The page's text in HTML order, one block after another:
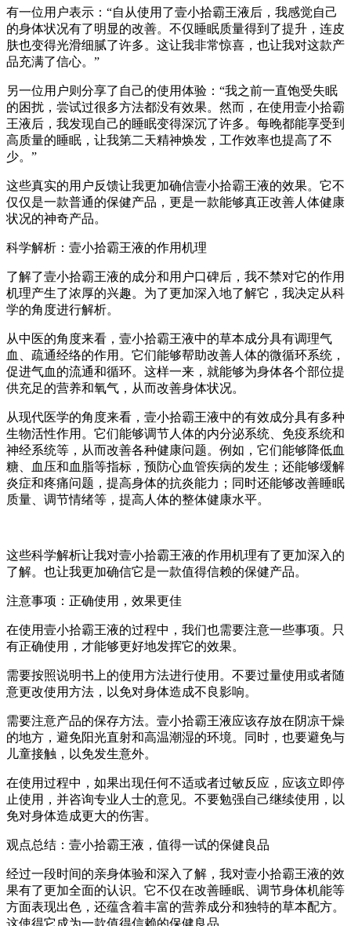
有一位用户表示：“自从使用了壹小拾霸王液后，我感觉自己
的身体状况有了明显的改善。不仅睡眠质量得到了提升，连皮
肤也变得光滑细腻了许多。这让我非常惊喜，也让我对这款产
品充满了信心。”
另一位用户则分享了自己的使用体验：“我之前一直饱受失眠
的困扰，尝试过很多方法都没有效果。然而，在使用壹小拾霸
王液后，我发现自己的睡眠变得深沉了许多。每晚都能享受到
高质量的睡眠，让我第二天精神焕发，工作效率也提高了不
少。”
这些真实的用户反馈让我更加确信壹小拾霸王液的效果。它不
仅仅是一款普通的保健产品，更是一款能够真正改善人体健康
状况的神奇产品。
科学解析：壹小拾霸王液的作用机理
了解了壹小拾霸王液的成分和用户口碑后，我不禁对它的作用
机理产生了浓厚的兴趣。为了更加深入地了解它，我决定从科
学的角度进行解析。
从中医的角度来看，壹小拾霸王液中的草本成分具有调理气
血、疏通经络的作用。它们能够帮助改善人体的微循环系统，
促进气血的流通和循环。这样一来，就能够为身体各个部位提
供充足的营养和氧气，从而改善身体状况。
从现代医学的角度来看，壹小拾霸王液中的有效成分具有多种
生物活性作用。它们能够调节人体的内分泌系统、免疫系统和
神经系统等，从而改善各种健康问题。例如，它们能够降低血
糖、血压和血脂等指标，预防心血管疾病的发生；还能够缓解
炎症和疼痛问题，提高身体的抗炎能力；同时还能够改善睡眠
质量、调节情绪等，提高人体的整体健康水平。
这些科学解析让我对壹小拾霸王液的作用机理有了更加深入的
了解。也让我更加确信它是一款值得信赖的保健产品。
注意事项：正确使用，效果更佳
在使用壹小拾霸王液的过程中，我们也需要注意一些事项。只
有正确使用，才能够更好地发挥它的效果。
需要按照说明书上的使用方法进行使用。不要过量使用或者随
意更改使用方法，以免对身体造成不良影响。
需要注意产品的保存方法。壹小拾霸王液应该存放在阴凉干燥
的地方，避免阳光直射和高温潮湿的环境。同时，也要避免与
儿童接触，以免发生意外。
在使用过程中，如果出现任何不适或者过敏反应，应该立即停
止使用，并咨询专业人士的意见。不要勉强自己继续使用，以
免对身体造成更大的伤害。
观点总结：壹小拾霸王液，值得一试的保健良品
经过一段时间的亲身体验和深入了解，我对壹小拾霸王液的效
果有了更加全面的认识。它不仅在改善睡眠、调节身体机能等
方面表现出色，还蕴含着丰富的营养成分和独特的草本配方。